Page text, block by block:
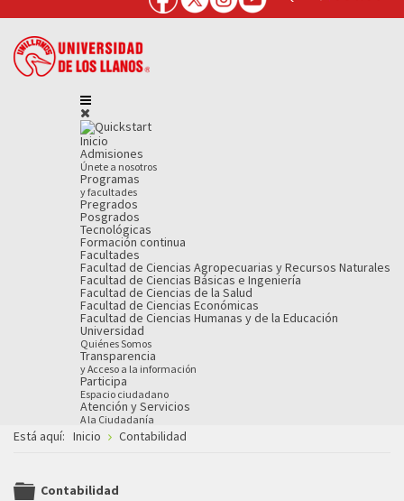
Inicio
Admisiones
Únete a nosotros
Programas
y facultades
Pregrados
Posgrados
Tecnológicas
Formación continua
Facultades
Facultad de Ciencias Agropecuarias y Recursos Naturales
Facultad de Ciencias Básicas e Ingeniería
Facultad de Ciencias de la Salud
Facultad de Ciencias Económicas
Facultad de Ciencias Humanas y de la Educación
Universidad
Quiénes Somos
Transparencia
y Acceso a la información
Participa
Espacio ciudadano
Atención y Servicios
A la Ciudadanía
Está aquí: Inicio Contabilidad
Contabilidad